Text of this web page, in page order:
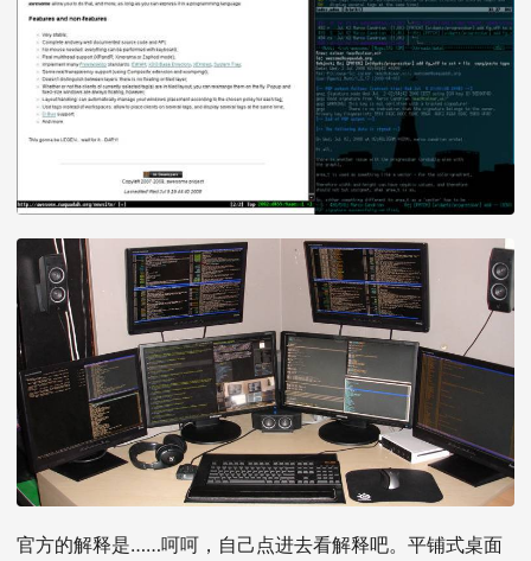
官方的解释是……呵呵，自己点进去看解释吧。平铺式桌面